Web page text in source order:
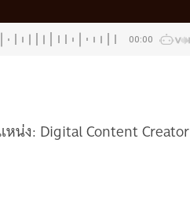
00:00
น่ง: Digital Content Creator